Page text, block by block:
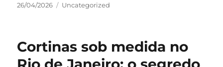
Publicado
26/04/2026 Categorias
Uncategorized
Cortinas sob medida no